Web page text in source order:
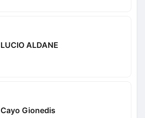
LUCIO ALDANE
Cayo Gionedis